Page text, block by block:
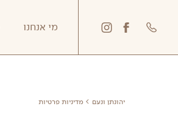
יהונתן
באינסטגרם
לעמוד
של
מי אנחנו
יהונתן ונעם מדיניות פרטיות